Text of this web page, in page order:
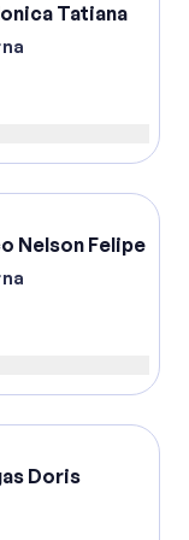
Tatiana
Nelson Felipe
Doris